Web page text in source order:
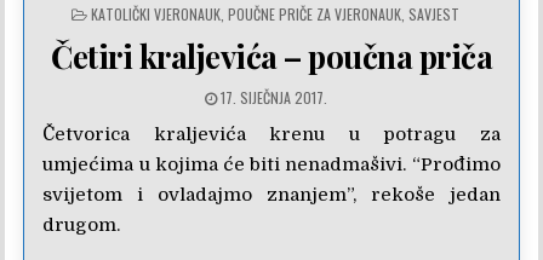
POSTED
KATOLIČKI VJERONAUK POUČNE PRIČE ZA VJERONAUK SAVJEST
Četiri kraljevića – poučna priča
17. SIJEČNJA 2017.
Četvorica kraljevića krenu u potragu za
umjećima u kojima će biti nenadmašivi. “Prođimo
svijetom i ovladajmo znanjem”, rekoše jedan
drugom.